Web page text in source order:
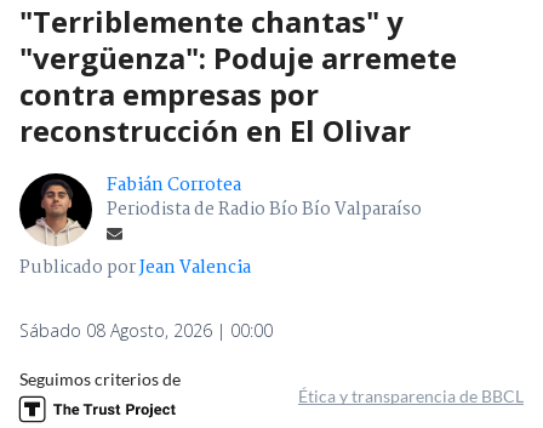
"Terriblemente chantas" y
"vergüenza": Poduje arremete
contra empresas por
reconstrucción en El Olivar
Fabián Corrotea
Periodista de Radio Bío Bío Valparaíso
Publicado porJean Valencia
Sábado 08 Agosto, 2026 | 00:00
Seguimos criterios de
Ética y transparencia de BBCL